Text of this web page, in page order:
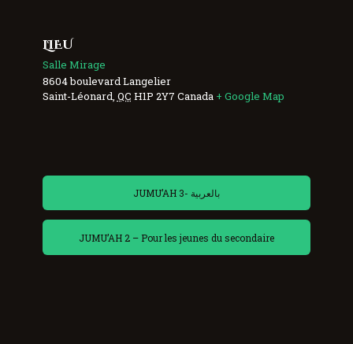
LIEU
Salle Mirage
8604 boulevard Langelier
Saint-Léonard QC H1P 2Y7 Canada + Google Map
JUMU’AH 3- بالعربية
JUMU’AH 2 – Pour les jeunes du secondaire